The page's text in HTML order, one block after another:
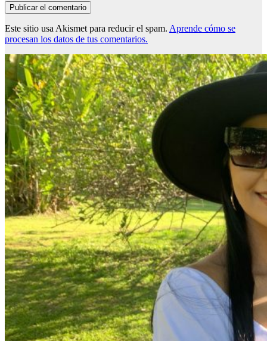
Este sitio usa Akismet para reducir el spam. Aprende cómo se
procesan los datos de tus comentarios.